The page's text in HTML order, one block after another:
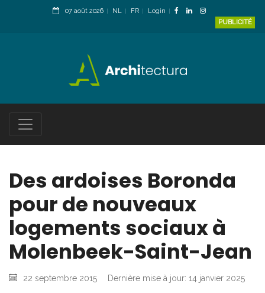
07 août 2026 NL FR
Login
PUBLICITÉ
Des ardoises Boronda
pour de nouveaux
logements sociaux à
Molenbeek-Saint-Jean
22 septembre 2015 Dernière mise à jour: 14 janvier 2025